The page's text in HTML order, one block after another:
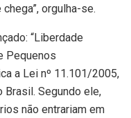
orgulha-se.
“Liberdade
Pequenos
a Lei nº 11.101/2005,
Brasil. Segundo ele,
não entrariam em